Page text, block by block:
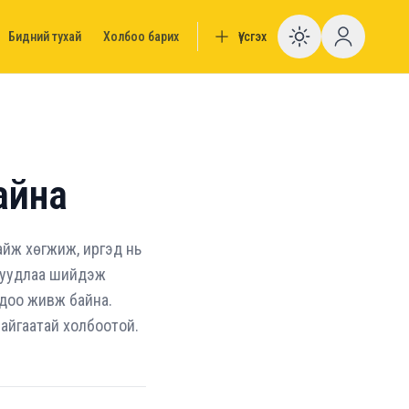
Бидний тухай Холбоо барих Үүсгэх Enable
хөгжиж, иргэд нь
шийдэж
живж байна.
холбоотой.